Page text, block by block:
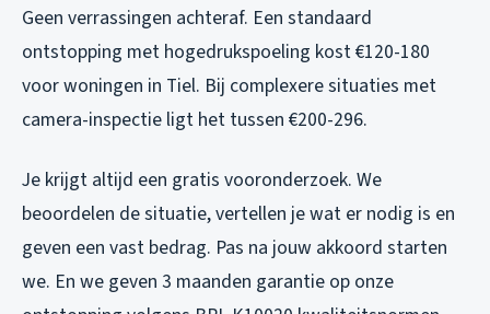
Geen verrassingen achteraf. Een standaard
ontstopping met hogedrukspoeling kost €120-180
voor woningen in Tiel. Bij complexere situaties met
camera-inspectie ligt het tussen €200-296.
Je krijgt altijd een gratis vooronderzoek. We
beoordelen de situatie, vertellen je wat er nodig is en
geven een vast bedrag. Pas na jouw akkoord starten
we. En we geven 3 maanden garantie op onze